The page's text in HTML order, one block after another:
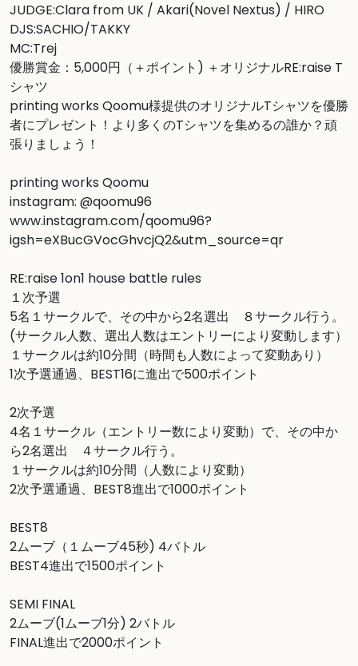
JUDGE:Clara from UK / Akari(Novel Nextus) / HIRO
DJS:SACHIO/TAKKY
MC:Trej
優勝賞金：5,000円（＋ポイント) ＋オリジナルRE:raise T
シャツ
printing works Qoomu様提供のオリジナルTシャツを優勝
者にプレゼント！より多くのTシャツを集めるの誰か？頑
張りましょう！
printing works Qoomu
www.instagram.com/qoomu96?
igsh=eXBucGVocGhvcjQ2&utm_source=qr
RE:raise 1on1 house battle rules
１次予選
5名１サークルで、その中から2名選出　８サークル行う。
(サークル人数、選出人数はエントリーにより変動します）
１サークルは約10分間（時間も人数によって変動あり）
1次予選通過、BEST16に進出で500ポイント
2次予選
4名１サークル（エントリー数により変動）で、その中か
ら2名選出　４サークル行う。
１サークルは約10分間（人数により変動）
2次予選通過、BEST8進出で1000ポイント
BEST8
2ムーブ（１ムーブ45秒) 4バトル
BEST4進出で1500ポイント
SEMI FINAL
2ムーブ(1ムーブ1分) 2バトル
FINAL進出で2000ポイント